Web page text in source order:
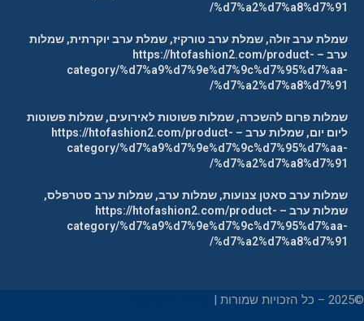
%d7%a2%d7%a8%d7%91/
שמלת ערב זולה, שמלת ערב טורקיז, שמלת ערב יוקרתית, שמלות
ערב – https://htofashion2.com/product-
category/%d7%a9%d7%9e%d7%9c%d7%95%d7%aa-
%d7%a2%d7%a8%d7%91/
שמלות פרום להשכרה, שמלות פשוטות לאירועים, שמלות פשוטות
ליום יום, שמלות ערב – https://htofashion2.com/product-
category/%d7%a9%d7%9e%d7%9c%d7%95%d7%aa-
%d7%a2%d7%a8%d7%91/
שמלות ערב סאטן צנועות, שמלות ערב, שמלות ערב סטרפלס,
שמלות ערב – https://htofashion2.com/product-
category/%d7%a9%d7%9e%d7%9c%d7%95%d7%aa-
%d7%a2%d7%a8%d7%91/
©2025 – כל הזכויות שמורות |